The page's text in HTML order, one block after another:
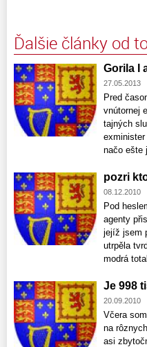
Ďalšie články od
Gorila I
27.05.2013
Pred
vnútornej
tajných
načo ešte
pozri
08.12.2010
Pod
agenty
jejíž jsem
utrpěla
modrá
Je 998
20.09.2010
Včera
na
asi